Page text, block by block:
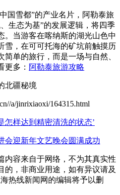
国雪都”的产业名片，阿勒泰旅
生态为基”的发展逻辑，将四季
。当游客在喀纳斯的湖光山色中
雪，在可可托海的矿坑前触摸历
单的旅行，而是一场与自然、
更多： 阿勒泰旅游攻略
北疆秘境
a/jinrixiaoxi/164315.html
怎样达到精密清洗的状态’
会迎新年文艺晚会圆满成功
内容来自于网络，不为其真实性
的，非商业用途，如有异议请及
热线新闻网的编辑将予以删